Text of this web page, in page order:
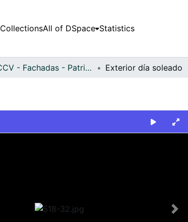
All of DSpace Statistics
FCCV - Fachadas - Patrimonial Exterior día soleado
Next